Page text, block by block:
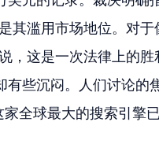
是其滥用市场地位。对
，这是一次法律上的胜
些沉闷。人们讨论的
全球最大的搜索引擎